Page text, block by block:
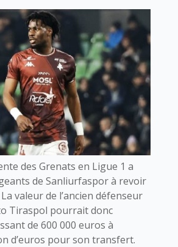
des Grenats en Ligue 1 a
de Sanliurfaspor à revoir
valeur de l’ancien défenseur
Tiraspol pourrait donc
de 600 000 euros à
d’euros pour son transfert.